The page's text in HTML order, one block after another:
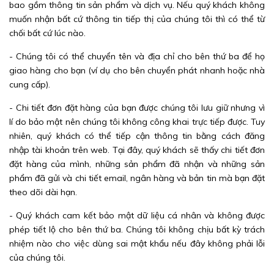
bao gồm thông tin sản phẩm và dịch vụ. Nếu quý khách không
muốn nhận bất cứ thông tin tiếp thị của chúng tôi thì có thể từ
chối bất cứ lúc nào.
- Chúng tôi có thể chuyển tên và địa chỉ cho bên thứ ba để họ
giao hàng cho bạn (ví dụ cho bên chuyển phát nhanh hoặc nhà
cung cấp).
- Chi tiết đơn đặt hàng của bạn được chúng tôi lưu giữ nhưng vì
lí do bảo mật nên chúng tôi không công khai trực tiếp được. Tuy
nhiên, quý khách có thể tiếp cận thông tin bằng cách đăng
nhập tài khoản trên web. Tại đây, quý khách sẽ thấy chi tiết đơn
đặt hàng của mình, những sản phẩm đã nhận và những sản
phẩm đã gửi và chi tiết email, ngân hàng và bản tin mà bạn đặt
theo dõi dài hạn.
- Quý khách cam kết bảo mật dữ liệu cá nhân và không được
phép tiết lộ cho bên thứ ba. Chúng tôi không chịu bất kỳ trách
nhiệm nào cho việc dùng sai mật khẩu nếu đây không phải lỗi
của chúng tôi.